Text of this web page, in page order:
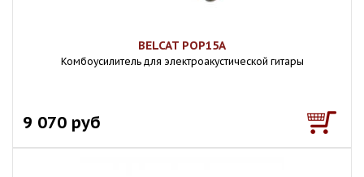
BELCAT POP15A
Комбоусилитель для электроакустической гитары
9 070 руб